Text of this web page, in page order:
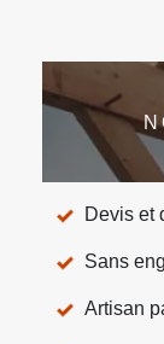
Devis et
Sans
Artisan